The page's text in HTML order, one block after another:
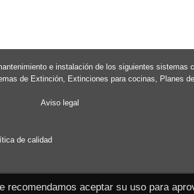
aceptar su uso para
e instalación de los siguientes
de Extinción, Extinciones para cocinas, Planes
Aviso legal
de calidad